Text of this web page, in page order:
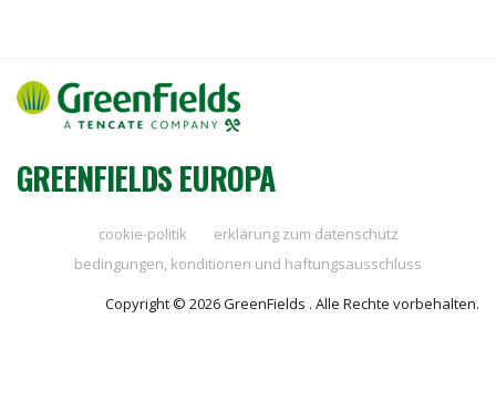
GREENFIELDS EUROPA
cookie-politik
erklärung zum datenschutz
bedingungen, konditionen und haftungsausschluss
Copyright © 2026 GreenFields . Alle Rechte vorbehalten.